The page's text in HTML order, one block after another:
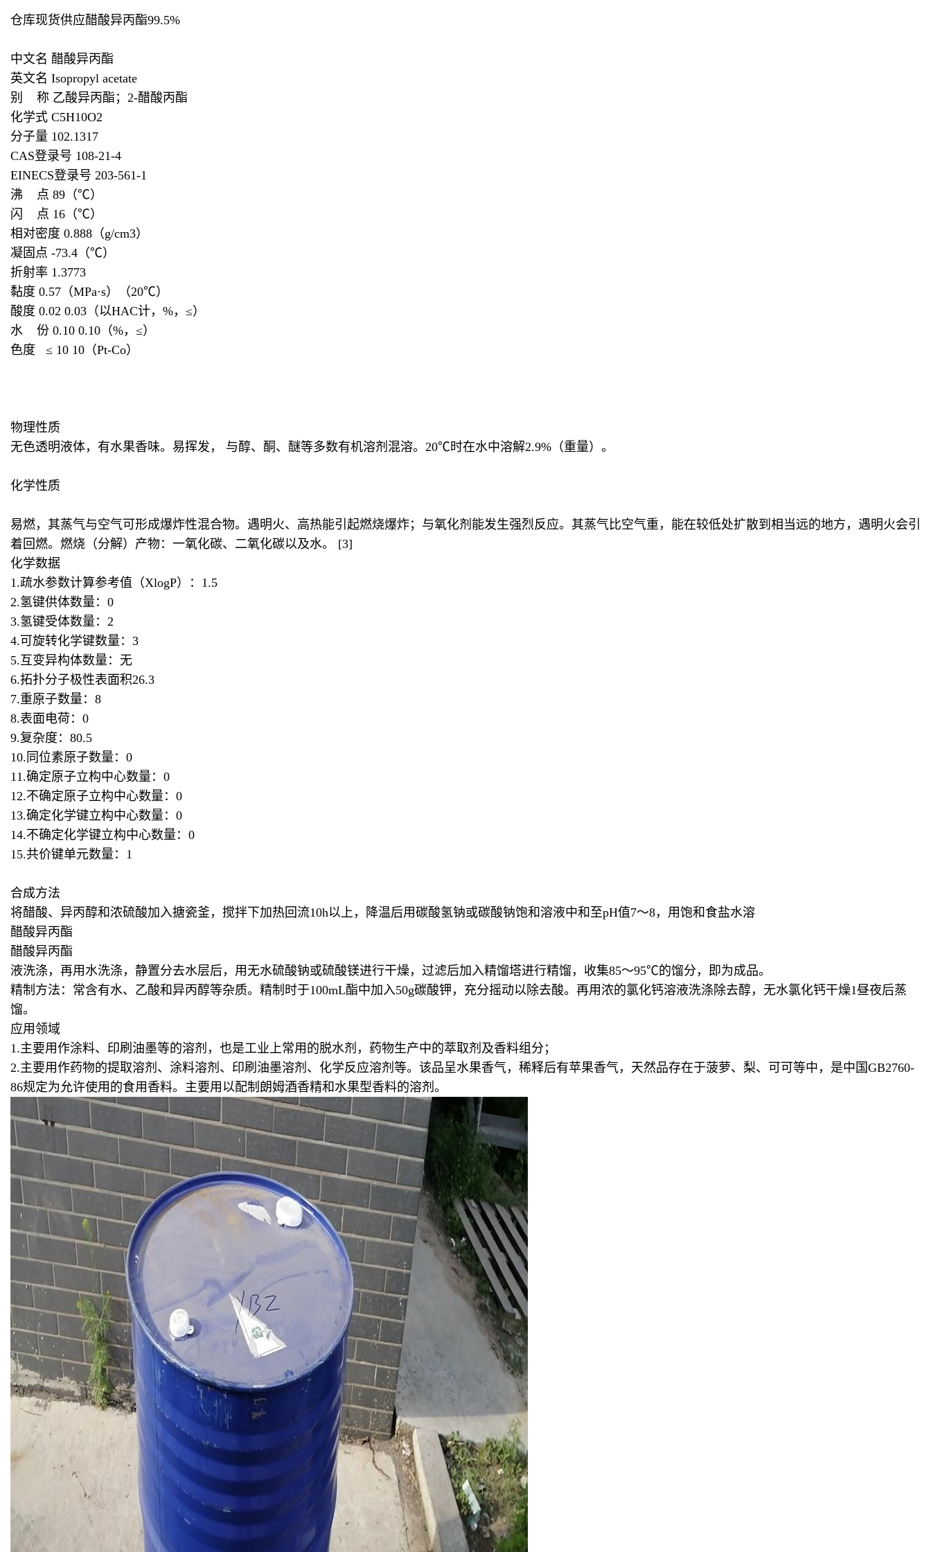
仓库现货供应醋酸异丙酯99.5%
中文名 醋酸异丙酯
英文名 Isopropyl acetate
别 称 乙酸异丙酯；2-醋酸丙酯
化学式 C5H10O2
分子量 102.1317
CAS登录号 108-21-4
EINECS登录号 203-561-1
沸 点 89（℃）
闪 点 16（℃）
相对密度 0.888（g/cm3）
凝固点 -73.4（℃）
折射率 1.3773
黏度 0.57（MPa·s）（20℃）
酸度 0.02 0.03（以HAC计，%，≤）
水 份 0.10 0.10（%，≤）
色度 ≤ 10 10（Pt-Co）
物理性质
无色透明液体，有水果香味。易挥发， 与醇、酮、醚等多数有机溶剂混溶。20℃时在水中溶解2.9%（重量）。
化学性质
易燃，其蒸气与空气可形成爆炸性混合物。遇明火、高热能引起燃烧爆炸；与氧化剂能发生强烈反应。其蒸气比空气重，能在较低处扩散到相当远的地方，遇明火会引
着回燃。燃烧（分解）产物：一氧化碳、二氧化碳以及水。 [3]
化学数据
1.疏水参数计算参考值（XlogP）：1.5
2.氢键供体数量：0
3.氢键受体数量：2
4.可旋转化学键数量：3
5.互变异构体数量：无
6.拓扑分子极性表面积26.3
7.重原子数量：8
8.表面电荷：0
9.复杂度：80.5
10.同位素原子数量：0
11.确定原子立构中心数量：0
12.不确定原子立构中心数量：0
13.确定化学键立构中心数量：0
14.不确定化学键立构中心数量：0
15.共价键单元数量：1
合成方法
将醋酸、异丙醇和浓硫酸加入搪瓷釜，搅拌下加热回流10h以上，降温后用碳酸氢钠或碳酸钠饱和溶液中和至pH值7～8，用饱和食盐水溶
醋酸异丙酯
醋酸异丙酯
液洗涤，再用水洗涤，静置分去水层后，用无水硫酸钠或硫酸镁进行干燥，过滤后加入精馏塔进行精馏，收集85～95℃的馏分，即为成品。
精制方法：常含有水、乙酸和异丙醇等杂质。精制时于100mL酯中加入50g碳酸钾，充分摇动以除去酸。再用浓的氯化钙溶液洗涤除去醇，无水氯化钙干燥1昼夜后蒸
馏。
应用领域
1.主要用作涂料、印刷油墨等的溶剂，也是工业上常用的脱水剂，药物生产中的萃取剂及香料组分；
2.主要用作药物的提取溶剂、涂料溶剂、印刷油墨溶剂、化学反应溶剂等。该品呈水果香气，稀释后有苹果香气，天然品存在于菠萝、梨、可可等中，是中国GB2760-
86规定为允许使用的食用香料。主要用以配制朗姆酒香精和水果型香料的溶剂。